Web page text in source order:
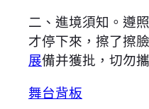
二、進境須知。遵
才停下來，擦了擦
展備并獲批，切勿
舞台背板